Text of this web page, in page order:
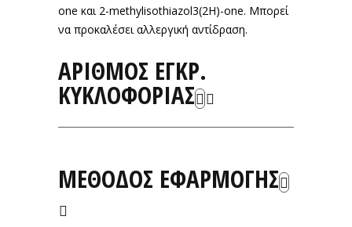
one και 2-methylisothiazol3(2H)-one. Μπορεί
να προκαλέσει αλλεργική αντίδραση.
ΑΡΙΘΜΟΣ ΕΓΚΡ.
ΚΥΚΛΟΦΟΡΙΑΣ
ΜΕΘΟΔΟΣ ΕΦΑΡΜΟΓΗΣ